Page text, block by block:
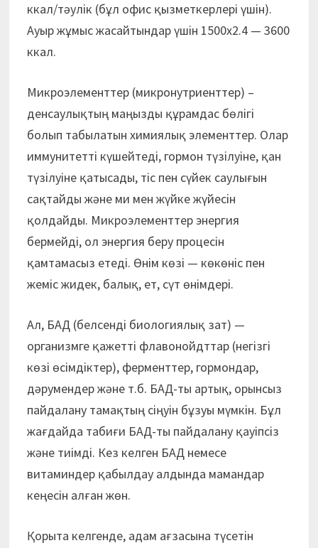
ккал/тәулік (бұл офис қызметкерлері үшін).
Ауыр жұмыс жасайтындар үшін 1500х2.4 — 3600
ккал.
Микроэлементтер (микронутриенттер) –
денсаулықтың маңызды құрамдас бөлігі
болып табылатын химиялық элементтер. Олар
иммунитетті күшейтеді, гормон түзілуіне, қан
түзілуіне қатысады, тіс пен сүйек саулығын
сақтайды және ми мен жүйке жүйесін
қолдайды. Микроэлементтер энергия
бермейді, ол энергия беру процесін
қамтамасыз етеді. Өнім көзі — көкөніс пен
жеміс жидек, балық, ет, сүт өнімдері.
Ал, БАД (белсенді биологиялық зат) —
организмге қажетті флавонойдттар (негізгі
көзі өсімдіктер), ферменттер, гормондар,
дәрумендер және т.б. БАД-ты артық, орынсыз
пайдалану тамақтың сіңуін бұзуы мүмкін. Бұл
жағдайда табиғи БАД-ты пайдалану қауіпсіз
және тиімді. Кез келген БАД немесе
витаминдер қабылдау алдында мамандар
кеңесін алған жөн.
Қорыта келгенде, адам ағзасына түсетін